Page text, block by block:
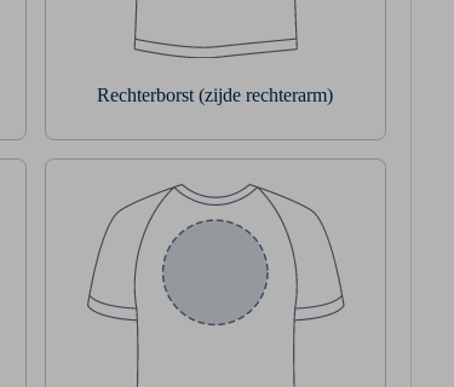
Rechterborst (zijde rechterarm)